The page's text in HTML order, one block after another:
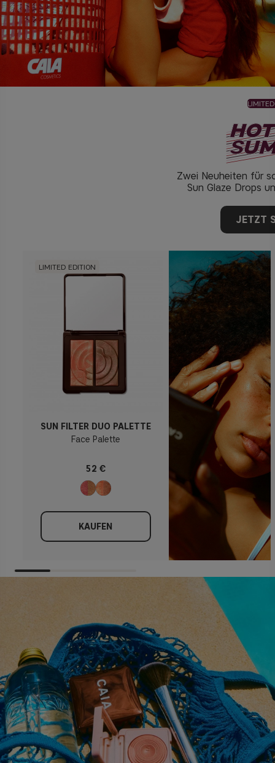
Zwei Neuheiten für
Sun Glaze Drops
JETZT
LIMITED EDITION
SUN FILTER DUO PALETTE
Face Palette
52 €
KAUFEN